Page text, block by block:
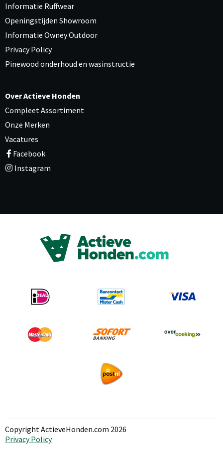
Informatie Ruffwear
Openingstijden Showroom
Informatie Owney Outdoor
Privacy Policy
Pinewood onderhoud en wasinstructie
Over Actieve Honden
Compleet Assortiment
Onze Merken
Vacatures
Facebook
Instagram
Copyright ActieveHonden.com 2026
Privacy Policy